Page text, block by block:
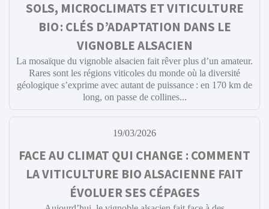
SOLS, MICROCLIMATS ET VITICULTURE
BIO : CLÉS D’ADAPTATION DANS LE
VIGNOBLE ALSACIEN
La mosaïque du vignoble alsacien fait rêver plus d’un amateur.
Rares sont les régions viticoles du monde où la diversité
géologique s’exprime avec autant de puissance : en 170 km de
long, on passe de collines...
19/03/2026
FACE AU CLIMAT QUI CHANGE : COMMENT
LA VITICULTURE BIO ALSACIENNE FAIT
ÉVOLUER SES CÉPAGES